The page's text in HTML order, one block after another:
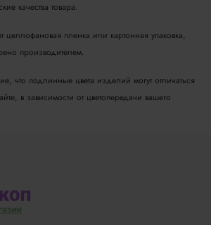
качества товара.
целлофановая пленка или картонная упаковка,
производителем.
что подлинные цвета изделий могут отличаться
в зависимости от цветопередачи вашего